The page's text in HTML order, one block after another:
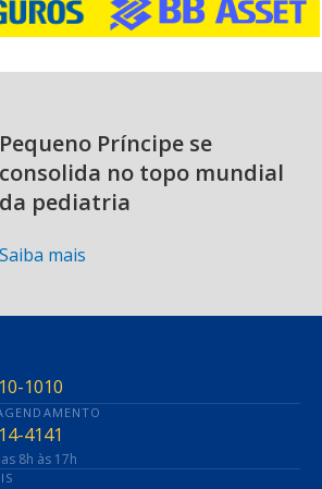
Pequeno Príncipe se
consolida no topo mundial
da pediatria
Saiba mais
1010
4141
8h às 17h